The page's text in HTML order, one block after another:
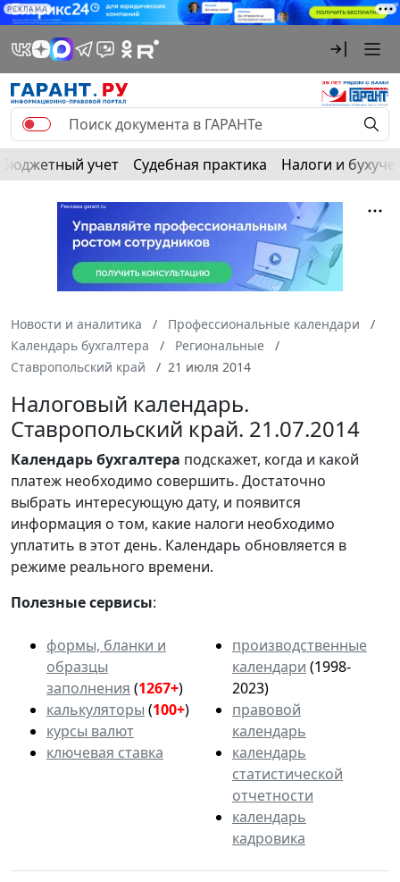
РЕКЛАМА
Бюджетный учет Судебная практика Налоги и
Новости и аналитика
Профессиональные календари
Календарь бухгалтера
Региональные
Ставропольский край
21 июля 2014
Налоговый календарь.
Ставропольский край. 21.07.2014
Календарьбухгалтера подскажет, когда и какой
платеж необходимо совершить. Достаточно
выбрать интересующую дату, и появится
информация о том, какие налоги необходимо
уплатить в этот день. Календарь обновляется в
режиме реального времени.
Полезные сервисы:
формы, бланки и
образцы
заполнения (1267+)
калькуляторы (100+)
курсы валют
ключевая ставка
производственные
календари (1998-
2023)
правовой
календарь
календарь
статистической
отчетности
календарь
кадровика